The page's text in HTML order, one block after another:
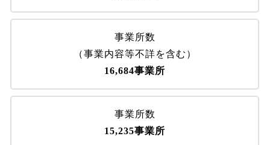
事業所数
（事業内容等不詳を含む）
16,684事業所
事業所数
15,235事業所